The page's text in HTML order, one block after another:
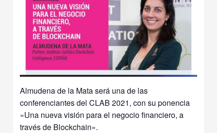
Almudena de la Mata será una de las
conferenciantes del CLAB 2021, con su ponencia
«Una nueva visión para el negocio financiero, a
través de Blockchain».